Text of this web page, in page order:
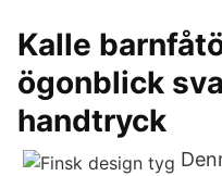
Kalle
ögonblick
handtryck